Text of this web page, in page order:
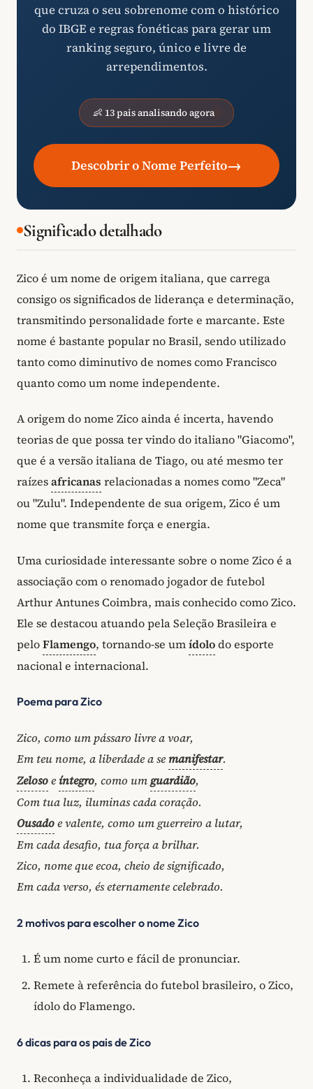
que cruza o seu sobrenome com o histórico
do IBGE e regras fonéticas para gerar um
ranking seguro, único e livre de
arrependimentos.
👶 13 pais analisando agora
Descobrir o Nome Perfeito→
Significado detalhado
Zico é um nome de origem italiana, que carrega
consigo os significados de liderança e determinação,
transmitindo personalidade forte e marcante. Este
nome é bastante popular no Brasil, sendo utilizado
tanto como diminutivo de nomes como Francisco
quanto como um nome independente.
A origem do nome Zico ainda é incerta, havendo
teorias de que possa ter vindo do italiano "Giacomo",
que é a versão italiana de Tiago, ou até mesmo ter
raízesafricanas relacionadas a nomes como "Zeca"
ou "Zulu". Independente de sua origem, Zico é um
nome que transmite força e energia.
Uma curiosidade interessante sobre o nome Zico é a
associação com o renomado jogador de futebol
Arthur Antunes Coimbra, mais conhecido como Zico.
Ele se destacou atuando pela Seleção Brasileira e
peloFlamengo, tornando-se umídolodo esporte
nacional e internacional.
Poema para Zico
Zico, como um pássaro livre a voar,
Em teu nome, a liberdade a se manifestar.
Zelosoeíntegro, como umguardião,
Com tua luz, iluminas cada coração.
Ousadoe valente, como um guerreiro a lutar,
Em cada desafio, tua força a brilhar.
Zico, nome que ecoa, cheio de significado,
Em cada verso, és eternamente celebrado.
2 motivos para escolher o nome Zico
É um nome curto e fácil de pronunciar.
Remete à referência do futebol brasileiro, o Zico,
ídolo do Flamengo.
6 dicas para os pais de Zico
Reconheça a individualidade de Zico,